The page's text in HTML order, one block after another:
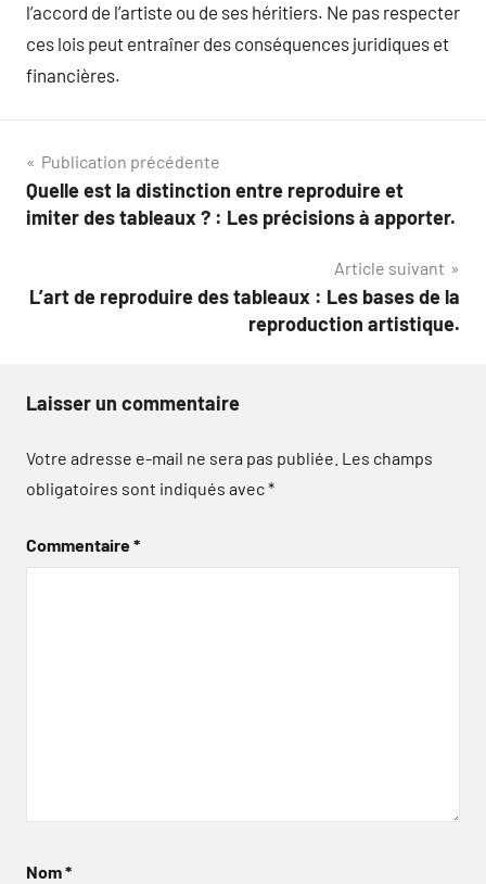
l’accord de l’artiste ou de ses héritiers. Ne pas respecter
ces lois peut entraîner des conséquences juridiques et
financières.
Navigation
de
Publication précédente
Quelle est la distinction entre reproduire et
imiter des tableaux ? : Les précisions à apporter.
Article suivant
L’art de reproduire des tableaux : Les bases de la
reproduction artistique.
Laisser un commentaire
Votre adresse e-mail ne sera pas publiée. Les champs
obligatoires sont indiqués avec*
Commentaire*
Nom*